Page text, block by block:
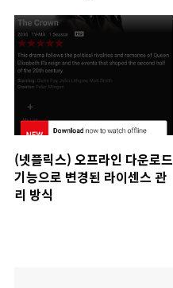
(넷플릭스) 오프라인 다운로드
기능으로 변경된 라이센스 관
리 방식